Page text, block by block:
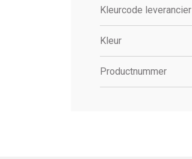
Kleurcode leverancier
Kleur
Productnummer